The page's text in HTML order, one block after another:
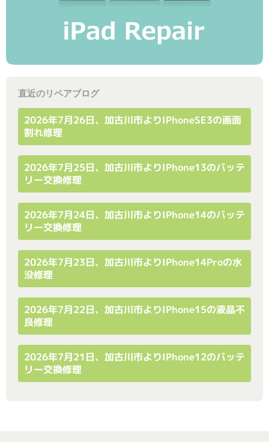
直近のリペアブログ
2026年7月26日、加古川市よりiPhoneSE3の画面
割れ修理
2026年7月25日、加古川市よりiPhone13のバッテ
リー交換修理
2026年7月24日、加古川市よりiPhone14のバッテ
リー交換修理
2026年7月23日、加古川市よりiPhone14Proの水
没修理
2026年7月22日、加古川市よりiPhone15の液晶不
良修理
2026年7月21日、加古川市よりiPhone12のバッテ
リー交換修理